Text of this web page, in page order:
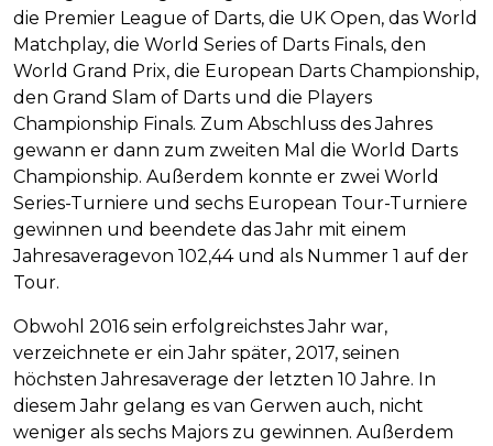
die Premier League of Darts, die UK Open, das World
Matchplay, die World Series of Darts Finals, den
World Grand Prix, die European Darts Championship,
den Grand Slam of Darts und die Players
Championship Finals. Zum Abschluss des Jahres
gewann er dann zum zweiten Mal die World Darts
Championship. Außerdem konnte er zwei World
Series-Turniere und sechs European Tour-Turniere
gewinnen und beendete das Jahr mit einem
Jahresaveragevon 102,44 und als Nummer 1 auf der
Tour.
Obwohl 2016 sein erfolgreichstes Jahr war,
verzeichnete er ein Jahr später, 2017, seinen
höchsten Jahresaverage der letzten 10 Jahre. In
diesem Jahr gelang es van Gerwen auch, nicht
weniger als sechs Majors zu gewinnen. Außerdem